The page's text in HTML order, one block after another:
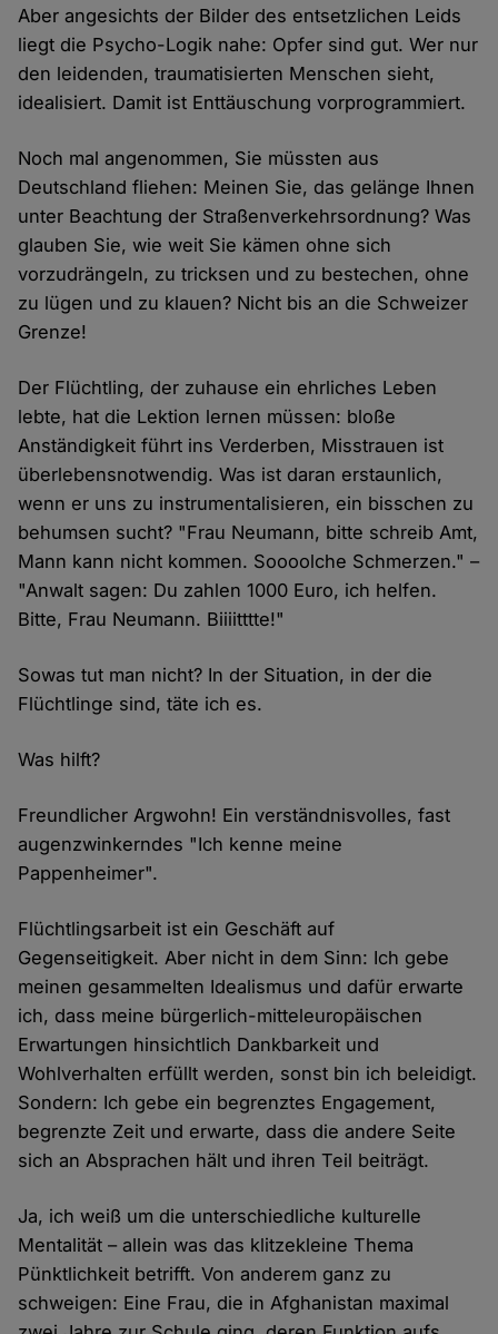
Aber angesichts der Bilder des entsetzlichen Leids
liegt die Psycho-Logik nahe: Opfer sind gut. Wer nur
den leidenden, traumatisierten Menschen sieht,
idealisiert. Damit ist Enttäuschung vorprogrammiert.
Noch mal angenommen, Sie müssten aus
Deutschland fliehen: Meinen Sie, das gelänge Ihnen
unter Beachtung der Straßenverkehrsordnung? Was
glauben Sie, wie weit Sie kämen ohne sich
vorzudrängeln, zu tricksen und zu bestechen, ohne
zu lügen und zu klauen? Nicht bis an die Schweizer
Grenze!
Der Flüchtling, der zuhause ein ehrliches Leben
lebte, hat die Lektion lernen müssen: bloße
Anständigkeit führt ins Verderben, Misstrauen ist
überlebensnotwendig. Was ist daran erstaunlich,
wenn er uns zu instrumentalisieren, ein bisschen zu
behumsen sucht? "Frau Neumann, bitte schreib Amt,
Mann kann nicht kommen. Soooolche Schmerzen." –
"Anwalt sagen: Du zahlen 1000 Euro, ich helfen.
Bitte, Frau Neumann. Biiiitttte!"
Sowas tut man nicht? In der Situation, in der die
Flüchtlinge sind, täte ich es.
Was hilft?
Freundlicher Argwohn! Ein verständnisvolles, fast
augenzwinkerndes "Ich kenne meine
Pappenheimer".
Flüchtlingsarbeit ist ein Geschäft auf
Gegenseitigkeit. Aber nicht in dem Sinn: Ich gebe
meinen gesammelten Idealismus und dafür erwarte
ich, dass meine bürgerlich-mitteleuropäischen
Erwartungen hinsichtlich Dankbarkeit und
Wohlverhalten erfüllt werden, sonst bin ich beleidigt.
Sondern: Ich gebe ein begrenztes Engagement,
begrenzte Zeit und erwarte, dass die andere Seite
sich an Absprachen hält und ihren Teil beiträgt.
Ja, ich weiß um die unterschiedliche kulturelle
Mentalität – allein was das klitzekleine Thema
Pünktlichkeit betrifft. Von anderem ganz zu
schweigen: Eine Frau, die in Afghanistan maximal